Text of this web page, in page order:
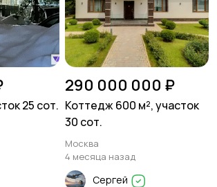
25 сот.
290 000 000 ₽
Коттедж 600 м², участок
30 сот.
Москва
4 месяца назад
Сергей